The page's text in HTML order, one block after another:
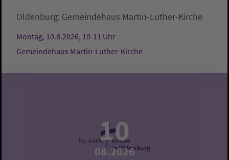
Oldenburg: Gemeindehaus Martin-Luther-Kirche
Montag, 10.8.2026, 10-11 Uhr
Gemeindehaus Martin-Luther-Kirche
10
08.2026